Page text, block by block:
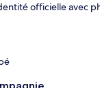
officielle avec